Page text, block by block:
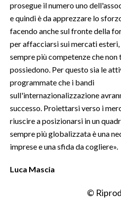
SPIAGGE
STORE
prosegue il numero uno
e quindi è da apprezzare lo
facendo anche sul fronte della
per affacciarsi sui mercati
sempre più competenze che
possiedono. Per questo sia le
programmate che i bandi
sull'internazionalizzazione
successo. Proiettarsi verso i
riuscire a posizionarsi in un
sempre più globalizzata è una
imprese e una sfida da cogliere».
Luca Mascia
©